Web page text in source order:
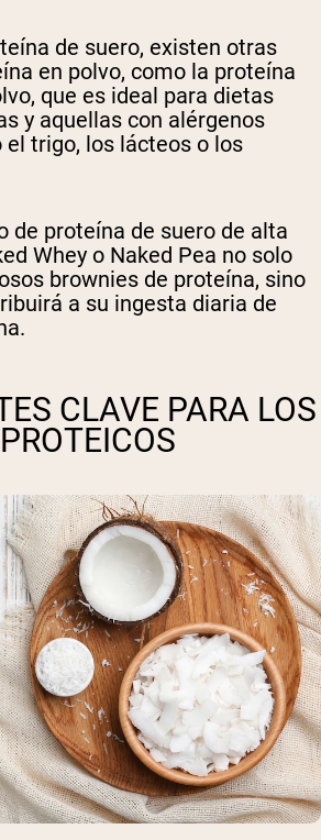
de suero, existen otras
en polvo, como la proteína
que es ideal para dietas
y aquellas con alérgenos
trigo, los lácteos o los
de proteína de suero de alta
Whey o Naked Pea no solo
brownies de proteína, sino
a su ingesta diaria de
CLAVE PARA LOS